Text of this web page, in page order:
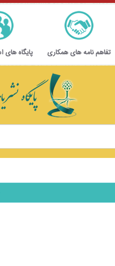
تفاهم نامه های همکاری پایگاه های